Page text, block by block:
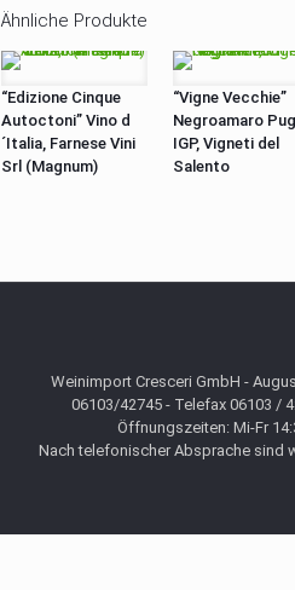
Ähnliche Produkte
“Edizione Cinque
Autoctoni” Vino d
´Italia, Farnese Vini
Srl (Magnum)
“Vigne Vecchie”
Negroamaro
IGP, Vigneti del
Salento
Weinimport Cresceri GmbH -
06103/42745 - Telefax 06103 /
Öffnungszeiten: Mi-Fr
Nach telefonischer Absprache sind